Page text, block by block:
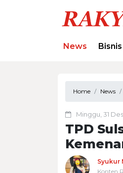
News Bisnis
Home News
Minggu, 31
TPD
Syukur
Konten